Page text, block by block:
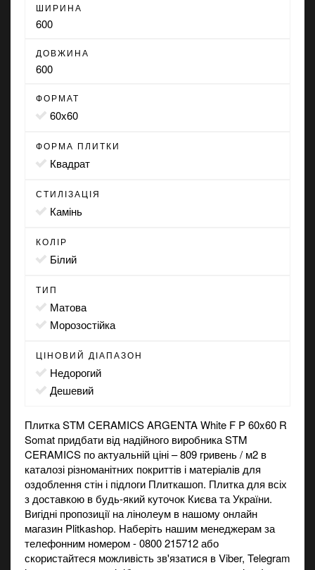
ШИРИНА
600
ДОВЖИНА
600
ФОРМАТ
60x60
ФОРМА ПЛИТКИ
квадрат
СТИЛІЗАЦІЯ
камінь
КОЛІР
білий
ТИП
матова
морозостійка
ЦІНОВИЙ ДІАПАЗОН
Недорогий
Дешевий
Плитка STM CERAMICS ARGENTA White F P 60x60 R
Somat придбати від надійного виробника STM
CERAMICS по актуальній ціні – 809 гривень / м2 в
каталозі різноманітних покриттів і матеріалів для
оздоблення стін і підлоги Плиткашоп. Плитка для всіх
з доставкою в будь-який куточок Києва та України.
Вигідні пропозиції на лінолеум в нашому онлайн
магазин Plitkashop. Наберіть нашим менеджерам за
телефонним номером - 0800 215712 або
скористайтеся можливість зв'язатися в Viber, Telegram